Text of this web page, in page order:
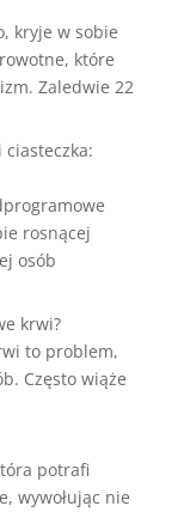
kryje w sobie
które
Zaledwie 22
rosnącej
osób
krwi?
to problem,
Często wiąże
potrafi
wywołując nie